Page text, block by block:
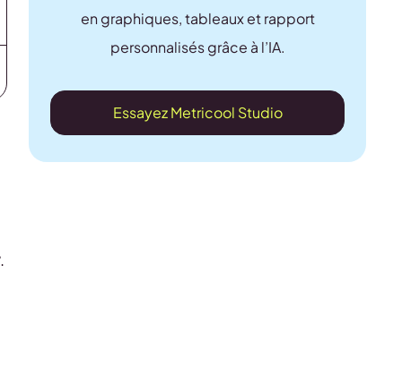
.
en graphiques, tableaux et rapport
personnalisés grâce à l’IA.
Essayez Metricool Studio